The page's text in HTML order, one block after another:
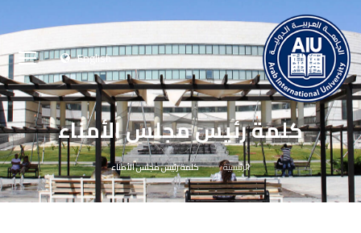
English
كلمة رئيس مجلس الأمناء
الرئيسية كلمة رئيس مجلس الأمناء